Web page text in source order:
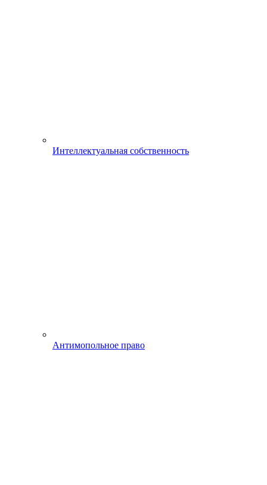
Интеллектуальная собственность
Антимопольное право